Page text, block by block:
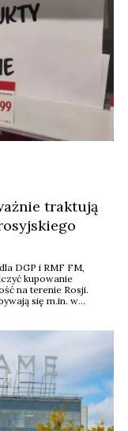
traktują
DGP i RMF FM,
kupowanie
na terenie Rosji.
się m.in. w